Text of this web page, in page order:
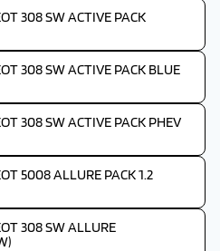
308 SW ACTIVE PACK
308 SW ACTIVE PACK BLUE
308 SW ACTIVE PACK PHEV
5008 ALLURE PACK 1.2
308 SW ALLURE